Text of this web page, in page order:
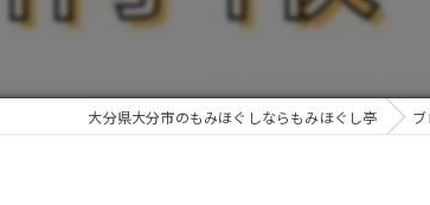
大分県大分市のもみほぐしならもみほぐし亭